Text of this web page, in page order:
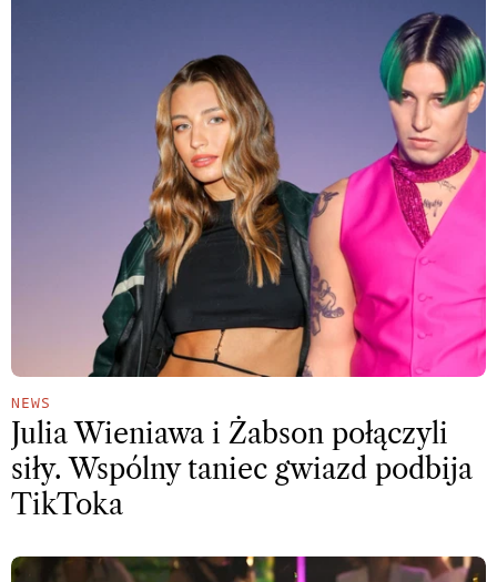
NEWS
Julia Wieniawa i Żabson połączyli
siły. Wspólny taniec gwiazd podbija
TikToka